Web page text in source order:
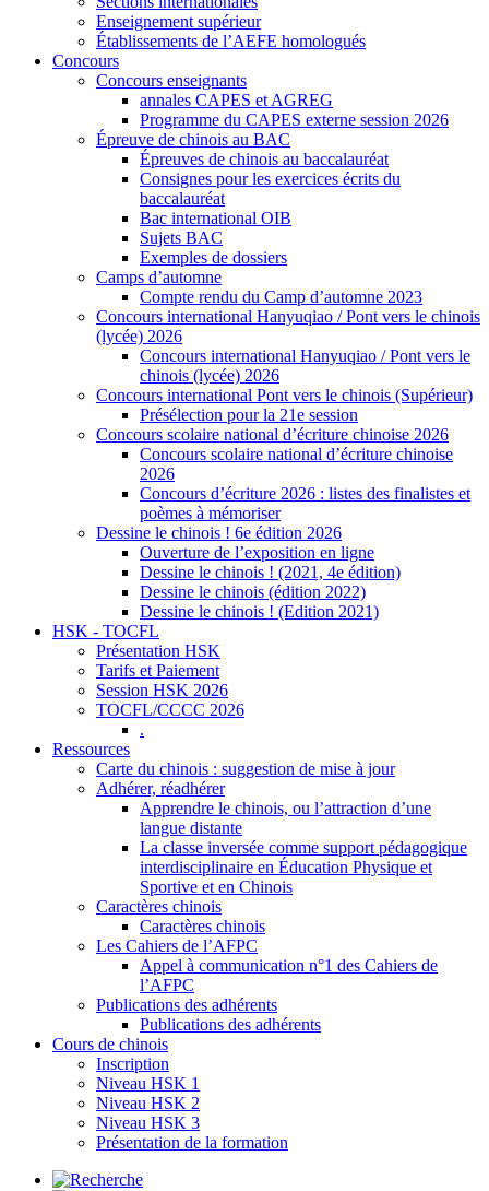
Enseignement supérieur
Établissements de l’AEFE homologués
Concours
Concours enseignants
annales CAPES et AGREG
Programme du CAPES externe session 2026
Épreuve de chinois au BAC
Épreuves de chinois au baccalauréat
Consignes pour les exercices écrits du
baccalauréat
Bac international OIB
Sujets BAC
Exemples de dossiers
Camps d’automne
Compte rendu du Camp d’automne 2023
Concours international Hanyuqiao / Pont vers le chinois
(lycée) 2026
Concours international Hanyuqiao / Pont vers le
chinois (lycée) 2026
Concours international Pont vers le chinois (Supérieur)
Présélection pour la 21e session
Concours scolaire national d’écriture chinoise 2026
Concours scolaire national d’écriture chinoise
2026
Concours d’écriture 2026 : listes des finalistes et
poèmes à mémoriser
Dessine le chinois ! 6e édition 2026
Ouverture de l’exposition en ligne
Dessine le chinois ! (2021, 4e édition)
Dessine le chinois (édition 2022)
Dessine le chinois ! (Edition 2021)
HSK - TOCFL
Présentation HSK
Tarifs et Paiement
Session HSK 2026
TOCFL/CCCC 2026
.
Ressources
Carte du chinois : suggestion de mise à jour
Adhérer, réadhérer
Apprendre le chinois, ou l’attraction d’une
langue distante
La classe inversée comme support pédagogique
interdisciplinaire en Éducation Physique et
Sportive et en Chinois
Caractères chinois
Caractères chinois
Les Cahiers de l’AFPC
Appel à communication n°1 des Cahiers de
l’AFPC
Publications des adhérents
Publications des adhérents
Cours de chinois
Inscription
Niveau HSK 1
Niveau HSK 2
Niveau HSK 3
Présentation de la formation